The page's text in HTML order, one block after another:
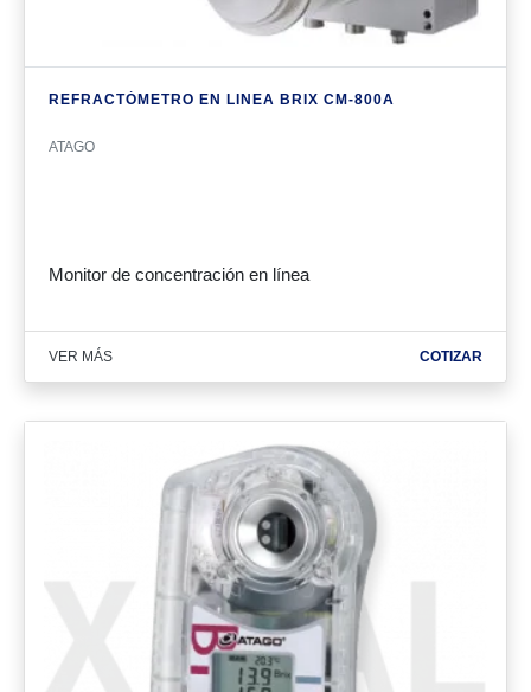
REFRACTÓMETRO EN LINEA BRIX CM-800Α
ATAGO
Monitor de concentración en línea
VER MÁS COTIZAR